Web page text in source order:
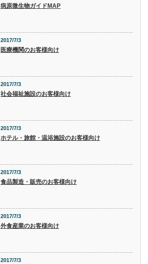
病原微生物ガイドMAP
2017/7/3
医療機関のお客様向け
2017/7/3
社会福祉施設のお客様向け
2017/7/3
ホテル・旅館・温浴施設のお客様向け
2017/7/3
食品製造・販売のお客様向け
2017/7/3
外食産業のお客様向け
2017/7/3